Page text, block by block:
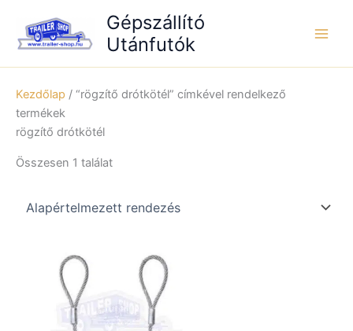
content
Gépszállító
Utánfutók
Kezdőlap / “rögzítő drótkötél” címkével rendelkező
termékek
rögzítő drótkötél
Összesen 1 találat